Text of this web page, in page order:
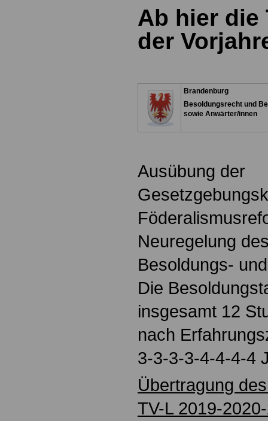
Ab hier die
der
Brandenburg
Besoldungsrecht und
sowie Anwärter/innen
Ausübung der
Neuregelung
Besoldungs-
Die
insgesamt 12
nach
3-3-3-3-4-4-4-4
Übertragung
TV-L 2019-